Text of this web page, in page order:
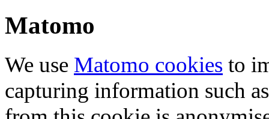
Matomo
We use Matomo cookies to
capturing information such